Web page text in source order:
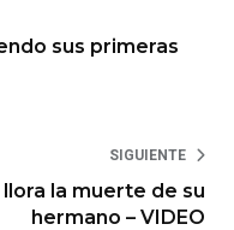
sus primeras
SIGUIENTE
la muerte de su
hermano – VIDEO